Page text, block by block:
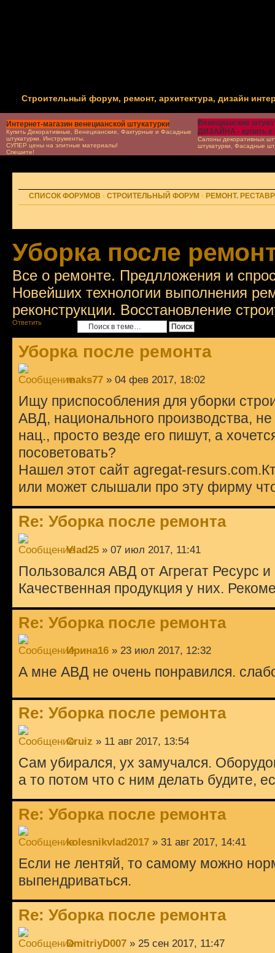
Строительный форум, ремонт, архитектура, дизайн
Интернет-магазин венецианской штукатурки
Купить Декоративные, Венецианские, Фактурные и Фасадные
штукатурки. Инструменты.
СУПЕР цены на элитные материалы!
Спешите!
Венецианские
ДИЗАЙНА - купить в
Салоны декоративных
штукатурки, Фасадные
СПИСОК ФОРУМОВ ‹ СТРОИТЕЛЬНЫЙ ФОРУМ ‹ РЕМОНТ.
Уборка после
Все о ремонте. Предлложения и
Новейших технологии выполнения
реконструкции. Восстановление
Ответить
Уборка после ремонта
maks77 » 04 фев 2017, 18:02
Ищу приспособления для уборки
АВД, национального производства,
нац., просто везде его пишут, а
посоветовать?
Нашел этот сайт agregat-
или может слышали про эту фирму
Re: Уборка после ремонта
Vlad25 » 07 июл 2017, 11:41
Пользовался АВД от Агрегат Ресурс
Качественная продукция у них.
Re: Уборка после ремонта
Ирина16 » 23 июл 2017, 12:32
А мне АВД не очень понравился.
Re: Уборка после ремонта
Cruiz » 11 авг 2017, 13:54
Сам убирался, ух замучался.
а то потом что с ним делать будите,
Re: Уборка после ремонта
kolesnikvlad2017 » 31 авг 2017, 14:41
Если не лентяй, то самому можно
выпендриваться.
Re: Уборка после ремонта
DmitriyD007 » 25 сен 2017, 11:47